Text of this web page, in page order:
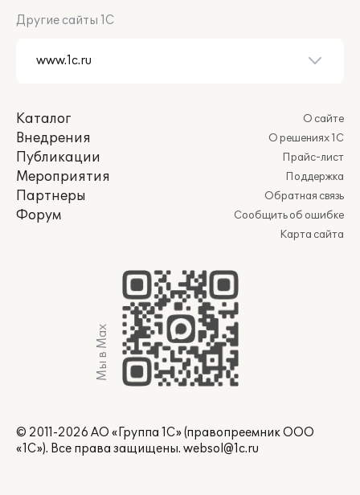
Другие сайты 1С
Каталог
Внедрения
Публикации
Мероприятия
Партнеры
Форум
О сайте
О решениях 1С
Прайс-лист
Поддержка
Обратная связь
Сообщить об ошибке
Карта сайта
Мы в Max
© 2011-2026 АО «Группа 1С» (правопреемник ООО
«1С»). Все права защищены. websol@1c.ru